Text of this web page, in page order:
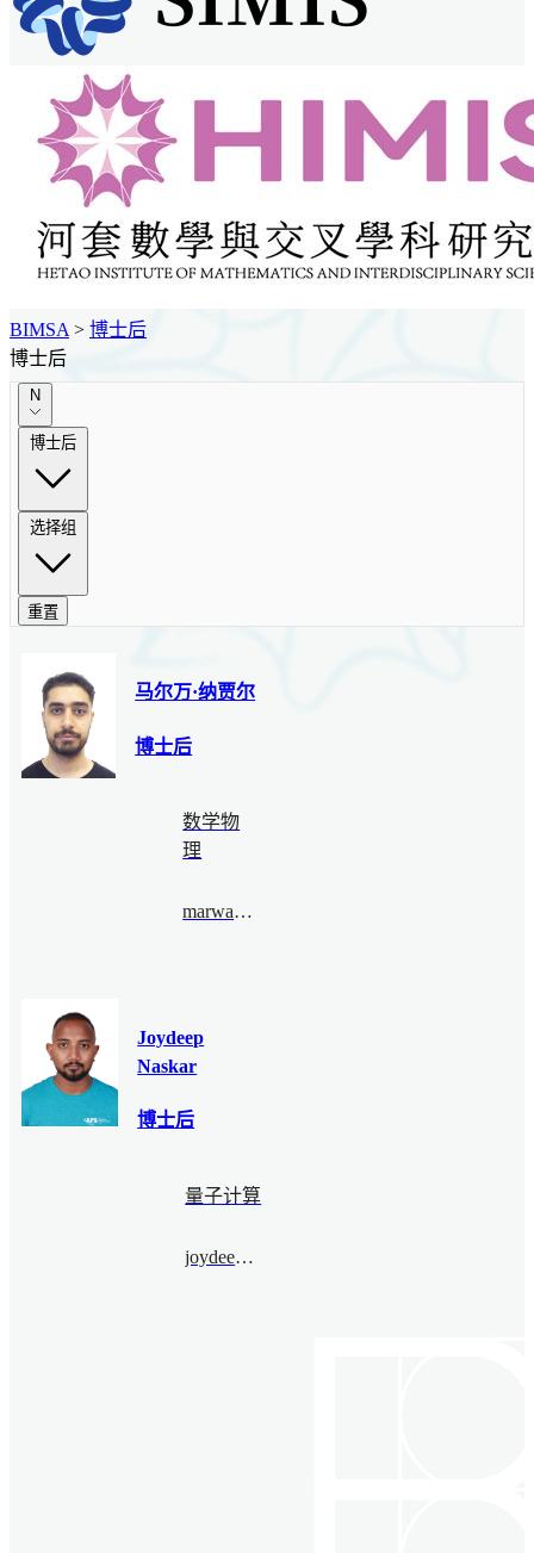
BIMSA > 博士后
博士后
N
博士后
选择组
重置
马尔万·纳贾尔
博士后
数学物
理
marwannajjar@bimsa.cn
Joydeep
Naskar
博士后
量子计算
joydeepnaskar@bimsa.cn